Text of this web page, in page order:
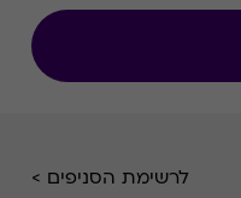
לרשימת הסניפים >